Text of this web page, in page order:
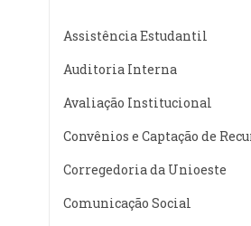
Assistência Estudantil
Auditoria Interna
Avaliação Institucional
Convênios e Captação de
Corregedoria da Unioeste
Comunicação Social